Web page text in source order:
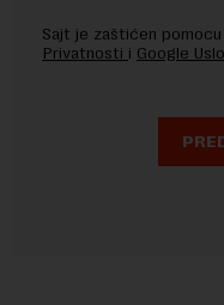
Sajt je zaštićen pomocu
Privatnosti i Google